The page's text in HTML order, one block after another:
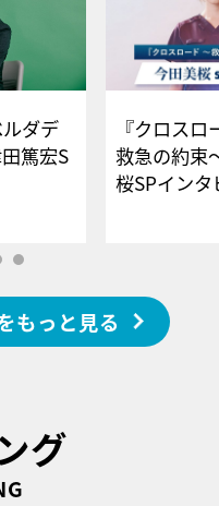
ルダデ
篤宏S
ー
『クロス
救急の約束
桜SPイ
もっと見る
グ